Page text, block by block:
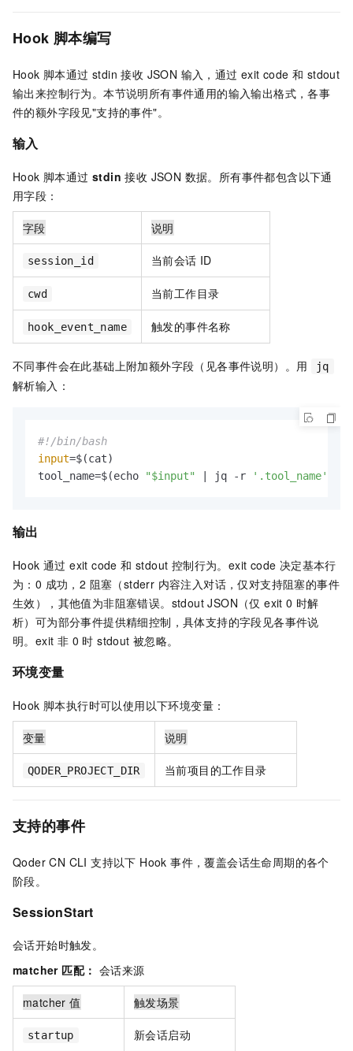
Hook 脚本编写
Hook 脚本通过 stdin 接收 JSON 输入，通过 exit code 和 stdout
输出来控制行为。本节说明所有事件通用的输入输出格式，各事
件的额外字段见"支持的事件"。
输入
Hook 脚本通过 stdin 接收 JSON 数据。所有事件都包含以下通
用字段：
字段 说明
session_id 当前会话 ID
cwd 当前工作目录
hook_event_name 触发的事件名称
不同事件会在此基础上附加额外字段（见各事件说明）。用 jq
解析输入：
#!/bin/bash
input=$(cat)
tool_name=$(echo
"$input" | jq -r '.tool_name'
输出
Hook 通过 exit code 和 stdout 控制行为。exit code 决定基本行
为：0 成功，2 阻塞（stderr 内容注入对话，仅对支持阻塞的事件
生效），其他值为非阻塞错误。stdout JSON（仅 exit 0 时解
析）可为部分事件提供精细控制，具体支持的字段见各事件说
明。exit 非 0 时 stdout 被忽略。
环境变量
Hook 脚本执行时可以使用以下环境变量：
变量 说明
QODER_PROJECT_DIR 当前项目的工作目录
支持的事件
Qoder CN CLI 支持以下 Hook 事件，覆盖会话生命周期的各个
阶段。
SessionStart
会话开始时触发。
matcher 匹配： 会话来源
matcher 值 触发场景
startup 新会话启动